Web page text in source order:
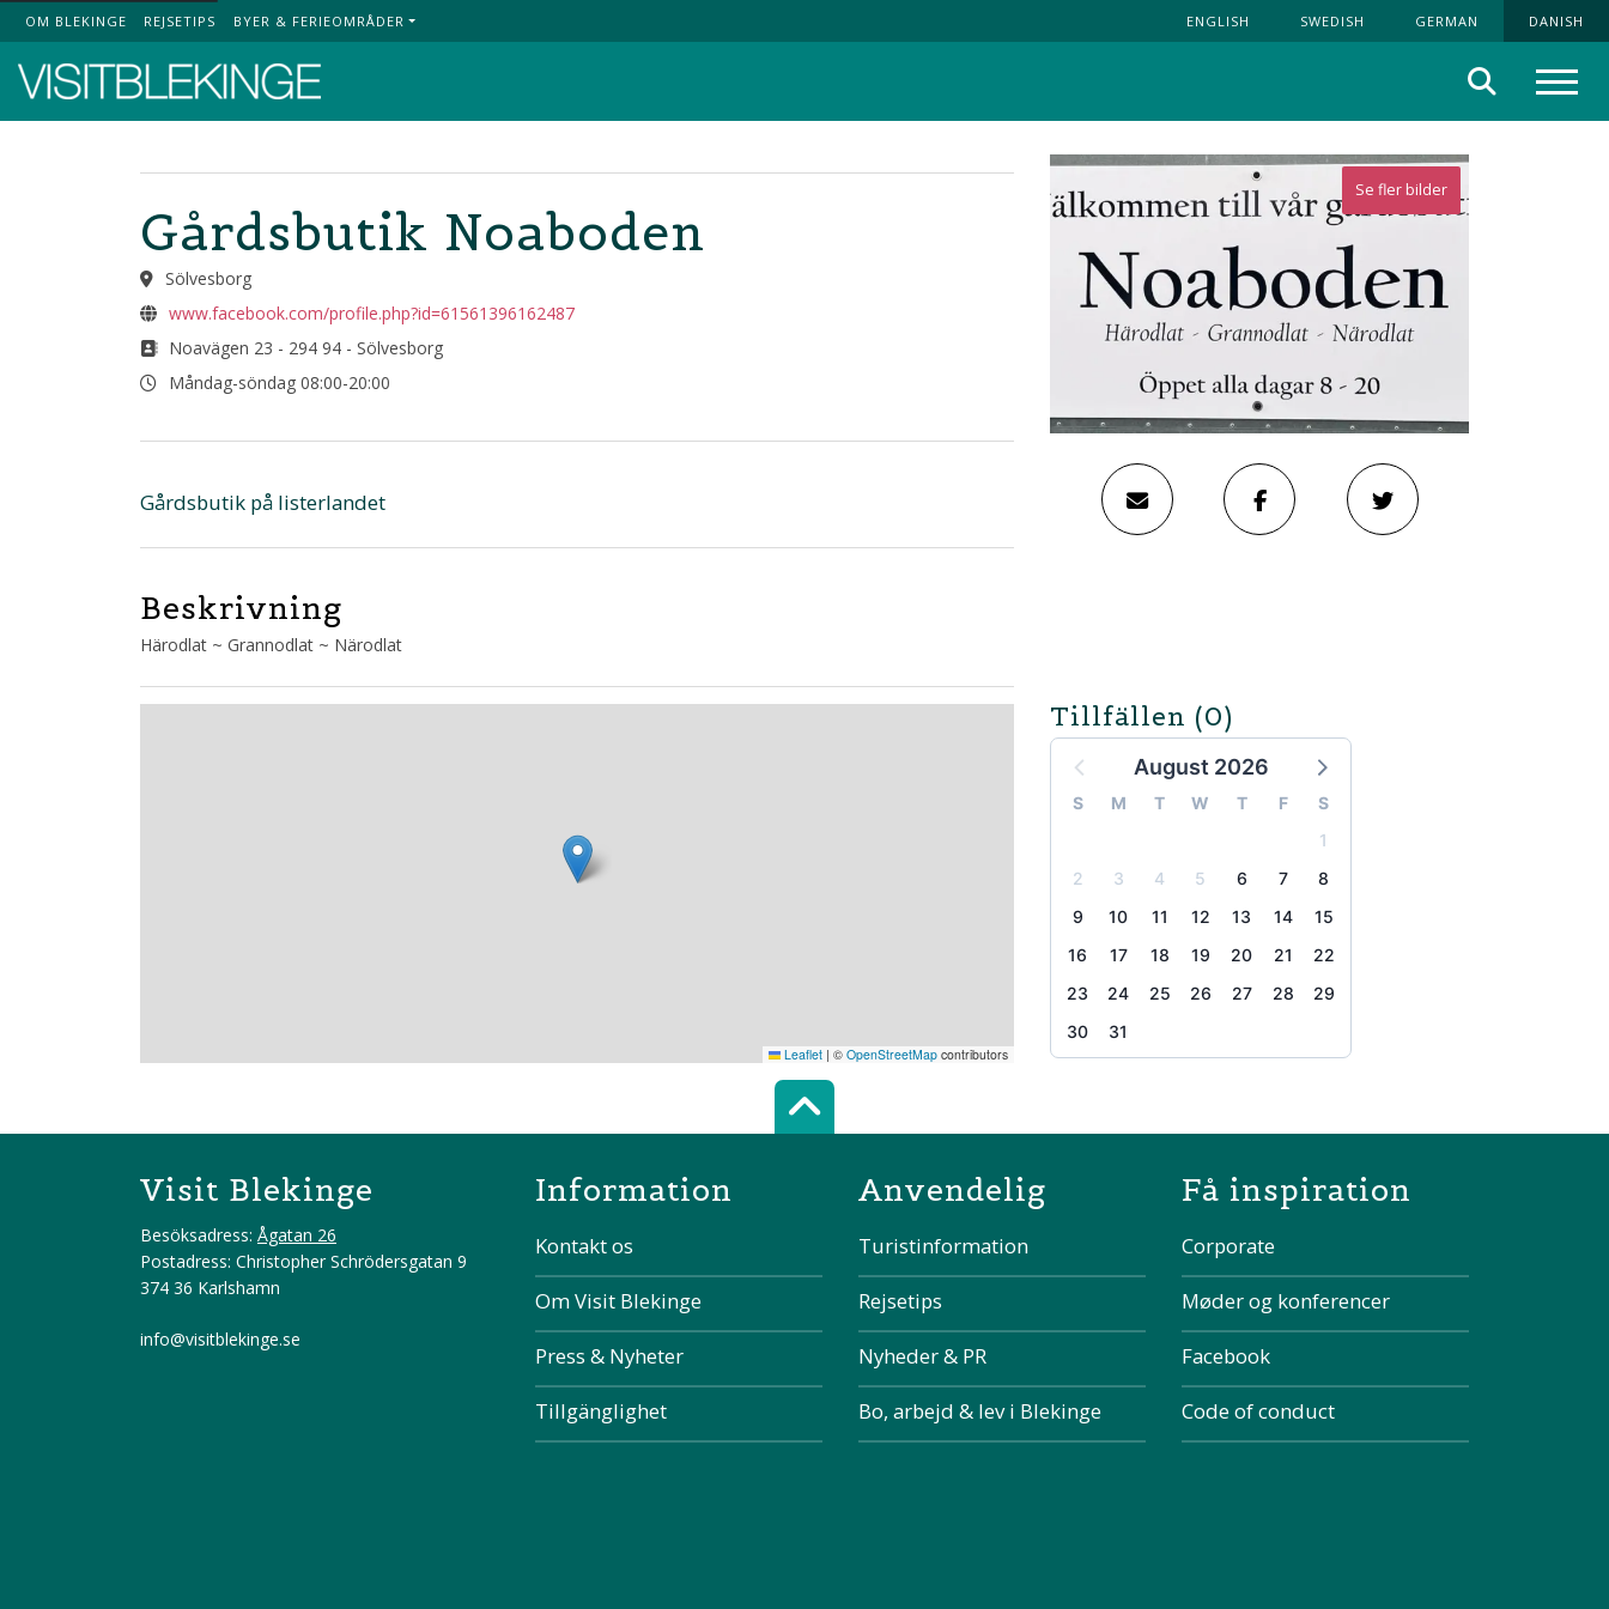
Top Menu
OM BLEKINGE REJSETIPS BYER & FERIEOMRÅDER ENGLISH SWEDISH GERMAN DANISH
Søg
Se fler bilder
Gårdsbutik Noaboden
Sölvesborg
www.facebook.com/profile.php?id=61561396162487
Noavägen 23 - 294 94 - Sölvesborg
Måndag-söndag 08:00-20:00
Gårdsbutik på listerlandet
Beskrivning
Härodlat ~ Grannodlat ~ Närodlat
Tillfällen (0)
August 2026
S M T W T F
S
1
2
3 4 5 6 7
8
9
10 11 12 13 14
15
16
17 18 19 20 21
22
23
24 25 26 27 28
29
30
31
Leaflet | © OpenStreetMap contributors
Scroll top of the page
Visit Blekinge
Besöksadress: Ågatan 26
Postadress: Christopher Schrödersgatan 9
374 36 Karlshamn
info@visitblekinge.se
Information
Kontakt os
Om Visit Blekinge
Press & Nyheter
Tillgänglighet
Anvendelig
Turistinformation
Rejsetips
Nyheder & PR
Bo, arbejd & lev i Blekinge
Få inspiration
Corporate
Møder og konferencer
Facebook
Code of conduct